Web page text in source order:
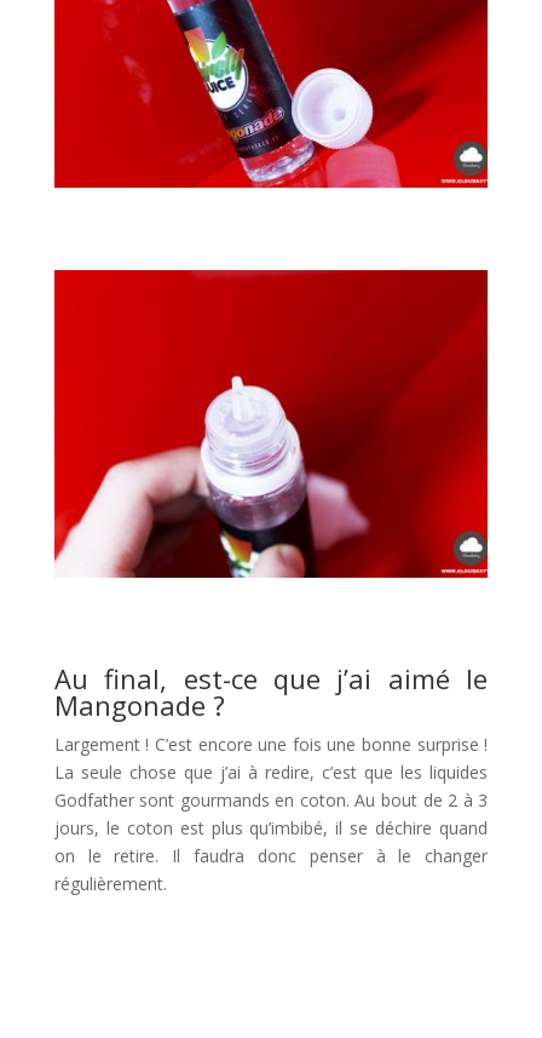
Au final, est-ce que j’ai aimé le
Mangonade ?
Largement ! C’est encore une fois une bonne surprise !
La seule chose que j’ai à redire, c’est que les liquides
Godfather sont gourmands en coton. Au bout de 2 à 3
jours, le coton est plus qu’imbibé, il se déchire quand
on le retire. Il faudra donc penser à le changer
régulièrement.